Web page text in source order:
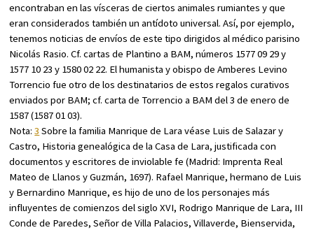
encontraban en las vísceras de ciertos animales rumiantes y que
eran considerados también un antídoto universal. Así, por ejemplo,
tenemos noticias de envíos de este tipo dirigidos al médico parisino
Nicolás Rasio. Cf. cartas de Plantino a BAM, números 1577 09 29 y
1577 10 23 y 1580 02 22. El humanista y obispo de Amberes Levino
Torrencio fue otro de los destinatarios de estos regalos curativos
enviados por BAM; cf. carta de Torrencio a BAM del 3 de enero de
1587 (1587 01 03).
Nota:3 Sobre la familia Manrique de Lara véase Luis de Salazar y
Castro, Historia genealógica de la Casa de Lara, justificada con
documentos y escritores de inviolable fe(Madrid: Imprenta Real
Mateo de Llanos y Guzmán, 1697). Rafael Manrique, hermano de Luis
y Bernardino Manrique, es hijo de uno de los personajes más
influyentes de comienzos del siglo XVI, Rodrigo Manrique de Lara, III
Conde de Paredes, Señor de Villa Palacios, Villaverde, Bienservida,